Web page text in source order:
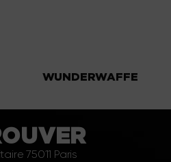
WUNDERWAFFE
75011 Paris